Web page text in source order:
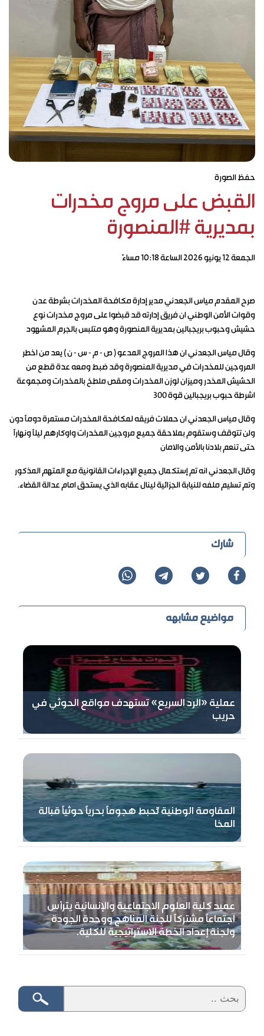
حفظ الصورة
القبض على مروج مخدرات
بمديرية #المنصورة
الجمعة ١٢ يونيو ٢٠٢٦ الساعة ١٠:١٨ مساءً
صرح المقدم مياس الجعدني مدير إدارة مكافحة المخدرات بشرطة عدن
وقوات الأمن الوطني ان فريق إدارته قد قبضوا على مروج مخدرات نوع
حشيش وحبوب بريجبالين بمديرية المنصورة وهو متلبس بالجرم المشهود
وقال مياس الجعدني ان هذا المروج المدعو ( ص - م - س - ن ) يعد من اخطر
المروجين للمخدرات في مديرية المنصورة وقد ضبط ومعه عدة قطع من
الحشيش المخدر وميزان لوزن المخدرات ومقص ملطخ بالمخدرات ومجموعة
اشرطة حبوب بريجبالين قوة 300
وقال مياس الجعدني ان حملات فريقه لمكافحة المخدرات مستمرة دوماً دون
ولن تتوقف وستقوم بملاحقة جميع مروجين المخدرات واوكارهم ليلاً ونهاراً
حتى تنعم بلادنا بالأمن والامان
وقال الجعدني انه تم إستكمال جميع الإجراءات القانونية مع المتهم المذكور
وتم تسليم ملفه للنيابة الجزائية لينال عقابه الذي يستحق امام عدالة القضاء.
شارك
مواضيع مشابهه
عملية «الرد السريع» تستهدف مواقع الحوثي في
حريب
المقاومة الوطنية تُحبط هجومًا بحريًا حوثيًا قبالة
المخا
عميد كلية العلوم الاجتماعية والإنسانية يترأس
اجتماعًا مشتركًا للجنة المناهج ووحدة الجودة
ولجنة إعداد الخطة الاستراتيجية للكلية.